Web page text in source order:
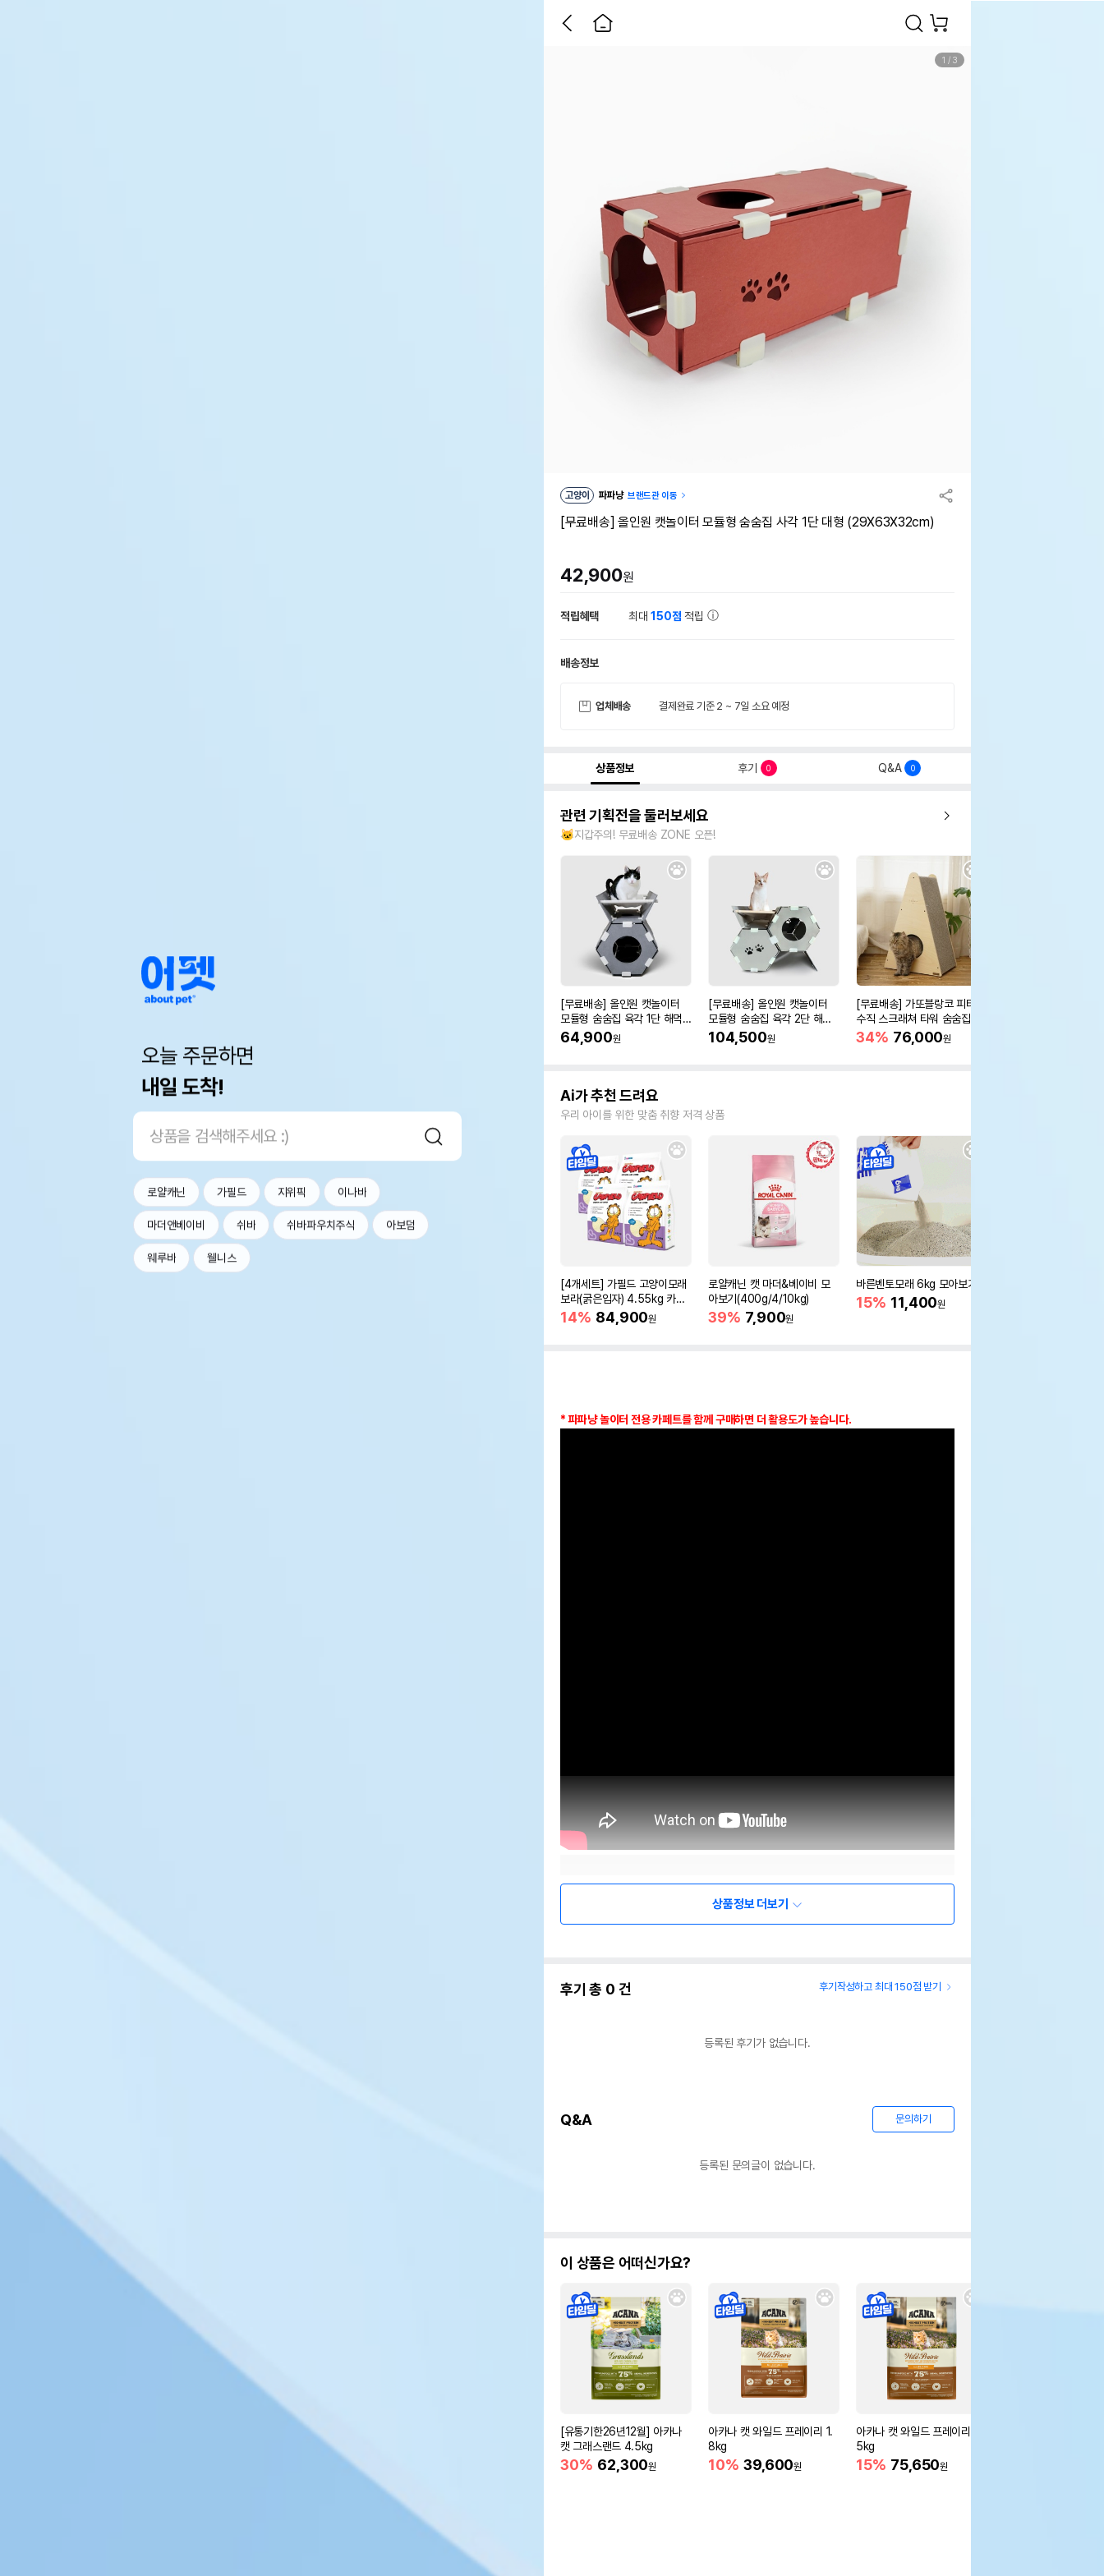
오늘 주문하면
내일 도착!
로얄캐닌 가필드 지위픽 이나바
마더앤베이비 쉬바 쉬바파우치주식 아보덤
웨루바 웰니스
1 / 3
고양이 파파냥 브랜드관 이동
[무료배송] 올인원 캣놀이터 모듈형 숨숨집 사각 1단 대형 (29X63X32cm)
42,900원
적립혜택 최대150점 적립
배송정보
업체배송 결제완료 기준 2 ~ 7일 소요 예정
상품정보 후기 0 Q&A 0
관련 기획전을 둘러보세요
🐱지갑주의! 무료배송 ZONE 오픈!
[무료배송] 올인원 캣놀이터
모듈형 숨숨집 육각 1단 해먹
형
64,900원
[무료배송] 올인원 캣놀이터
모듈형 숨숨집 육각 2단 해먹
형
104,500원
[무료배송] 가또블랑코 피타
수직 스크래쳐 타워 숨숨집
34% 76,000원
Ai가 추천 드려요
우리 아이를 위한 맞춤 취향 저격 상품
[4개세트] 가필드 고양이모래
보라(굵은입자) 4.55kg 카사
바모래
14% 84,900원
로얄캐닌 캣 마더&베이비 모
아보기(400g/4/10kg)
39% 7,900원
바른벤토모래 6kg 모아보기
15% 11,400원
* 파파냥 놀이터 전용 카페트를 함께 구매하면 더 활용도가 높습니다.
상품정보 더보기
후기 총 0 건 후기작성하고 최대 150점 받기
등록된 후기가 없습니다.
Q&A 문의하기
등록된 문의글이 없습니다.
이 상품은 어떠신가요?
[유통기한26년12월] 아카나
캣 그래스랜드 4.5kg
30% 62,300원
아카나 캣 와일드 프레이리 1.
8kg
10% 39,600원
아카나 캣 와일드 프레이리 4.
5kg
15% 75,650원